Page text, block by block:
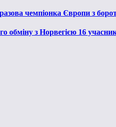
чемпіонка Європи з
обміну з Норвегією 16